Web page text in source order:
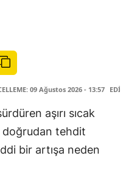
09 Ağustos 2026 - 13:57
aşırı sıcak
doğrudan tehdit
bir artışa neden